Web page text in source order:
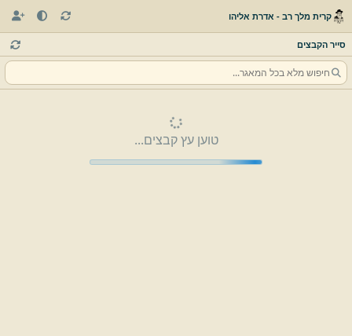
קרית מלך רב - אדרת אליהו
סייר הקבצים
טוען עץ קבצים...